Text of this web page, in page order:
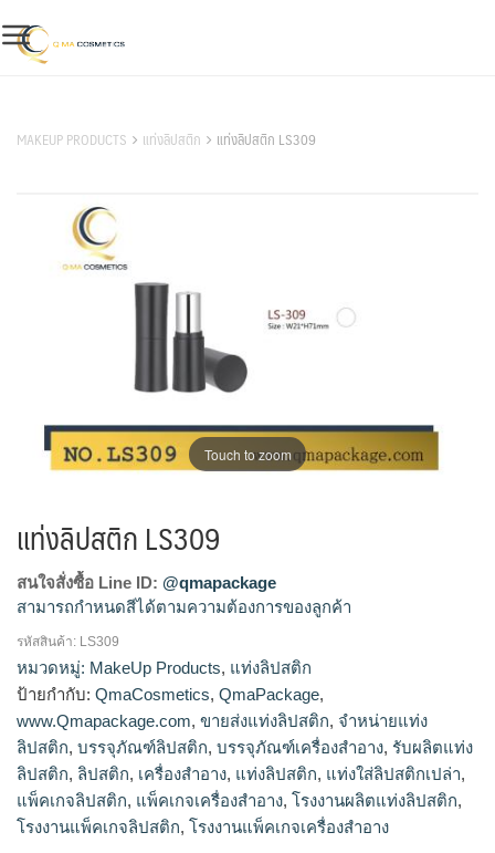
to
content
MAKEUP PRODUCTS แท่งลิปสติก แท่งลิปสติก LS309
Touch to zoom
แท่งลิปสติก LS309
สนใจสั่งซื้อ Line ID: @qmapackage
สามารถกำหนดสีได้ตามความต้องการของลูกค้า
โรงงานผลิตแท่งลิปสติก,จำหน่ายแท่งลิปสติก,รับผลิตแท่ง
ลิปสติก,ขายส่งแท่งลิปสติก
รหัสสินค้า: LS309
หมวดหมู่: MakeUp Products, แท่งลิปสติก
ป้ายกำกับ: QmaCosmetics, QmaPackage,
www.Qmapackage.com, ขายส่งแท่งลิปสติก, จำหน่ายแท่ง
ลิปสติก, บรรจุภัณฑ์ลิปสติก, บรรจุภัณฑ์เครื่องสำอาง, รับผลิตแท่ง
ลิปสติก, ลิปสติก, เครื่องสำอาง, แท่งลิปสติก, แท่งใส่ลิปสติกเปล่า,
แพ็คเกจลิปสติก, แพ็คเกจเครื่องสำอาง, โรงงานผลิตแท่งลิปสติก,
โรงงานแพ็คเกจลิปสติก, โรงงานแพ็คเกจเครื่องสำอาง